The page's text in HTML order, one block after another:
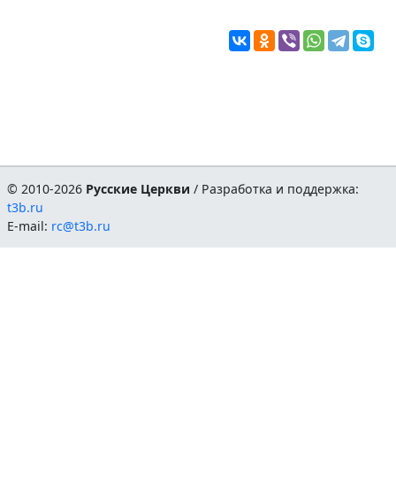
© 2010-2026 Русские Церкви / Разработка и поддержка:
t3b.ru
E-mail: rc@t3b.ru